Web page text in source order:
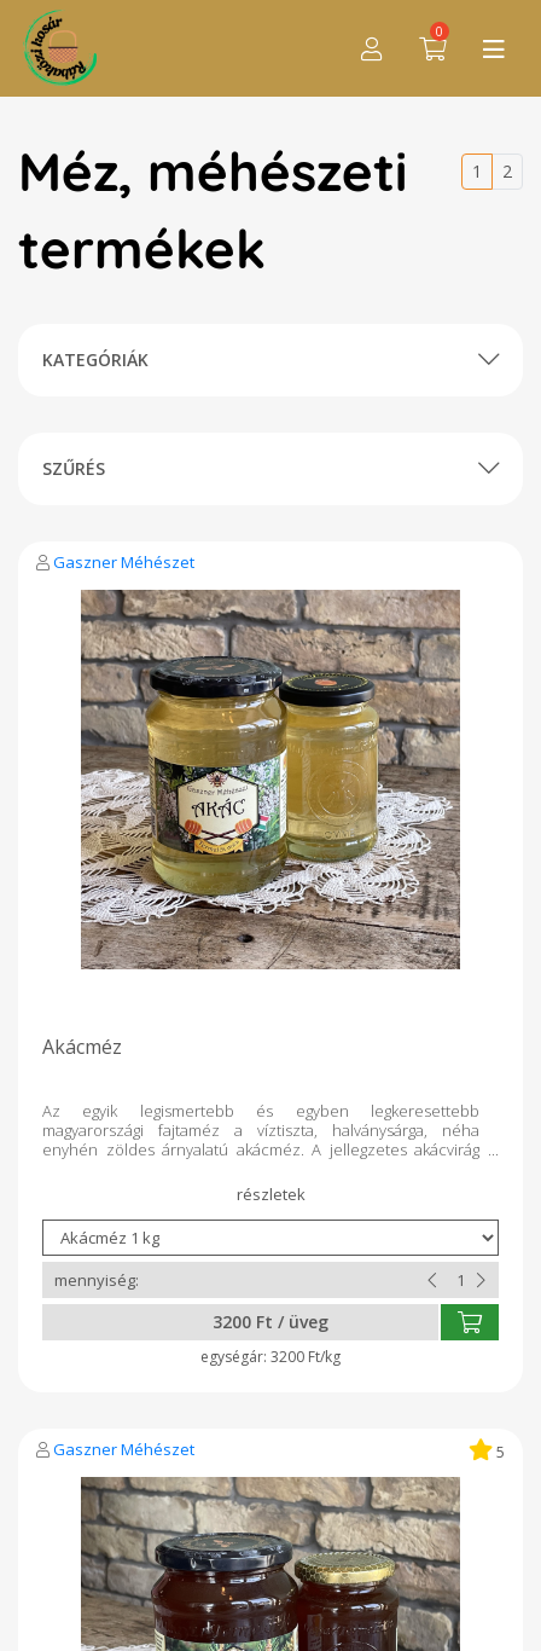
0
Méz, méhészeti
termékek
1 2
KATEGÓRIÁK
SZŰRÉS
Gaszner Méhészet
Akácméz
Az egyik legismertebb és egyben legkeresettebb
magyarországi fajtaméz a víztiszta, halványsárga, néha
enyhén zöldes árnyalatú akácméz. A jellegzetes akácvirág
édes. Magas gyümölcscukor tartalma miatt a világ legkevésbé
kristályosodó mézeinek egyike (vagyis sokáig folyékony
marad). Enyhén nyugtató hatású, robizin és akacin tartalma
miatt kiválóan alkalmas a köhögés enyhítésére, valamint a
szervezet általános fertőtlenítésére. Hatásos ellenszere
továbbá a gyomorsav túltermelésének és gyümölcscukor
tartalmának köszönhetően májregeneráló hatással bír.
3200 Ft / üveg
3200 Ft/kg
Gaszner Méhészet 5